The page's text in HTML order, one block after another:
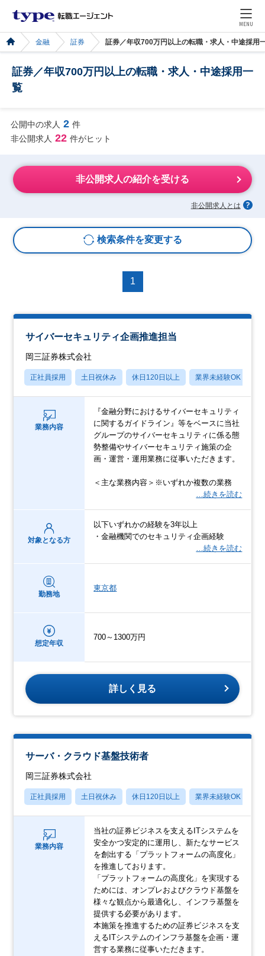
MENU
金融 証券 証券／年収700万円以上の転職・求人・中途採用
証券／年収700万円以上の転職・求人・中途採用一
覧
公開中の求人 2 件
非公開求人 22 件がヒット
非公開求人の紹介を受ける
非公開求人とは
検索条件を変更する
1
サイバーセキュリティ企画推進担当
岡三証券株式会社
正社員採用 土日祝休み 休日120日以上 業界未経験OK
業務内容
『金融分野におけるサイバーセキュリティ
に関するガイドライン』等をベースに当社
グループのサイバーセキュリティに係る態
勢整備やサイバーセキュリティ施策の企
画・運営・運用業務に従事いただきます。
＜主な業務内容＞※いずれか複数の業務
…続きを読む
対象となる方
以下いずれかの経験を3年以上
・金融機関でのセキュリティ企画経験
…続きを読む
勤務地
東京都
想定年収
700～1300万円
詳しく見る
サーバ・クラウド基盤技術者
岡三証券株式会社
正社員採用 土日祝休み 休日120日以上 業界未経験OK
業務内容
当社の証券ビジネスを支えるITシステムを
安全かつ安定的に運用し、新たなサービス
を創出する「プラットフォームの高度化」
を推進しております。
「プラットフォームの高度化」を実現する
ためには、オンプレおよびクラウド基盤を
様々な観点から最適化し、インフラ基盤を
提供する必要があります。
本施策を推進するための証券ビジネスを支
えるITシステムのインフラ基盤を企画・運
営する業務に従事いただきます。